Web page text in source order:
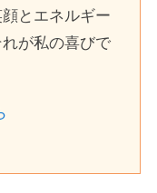
とエネルギー
が私の喜びで